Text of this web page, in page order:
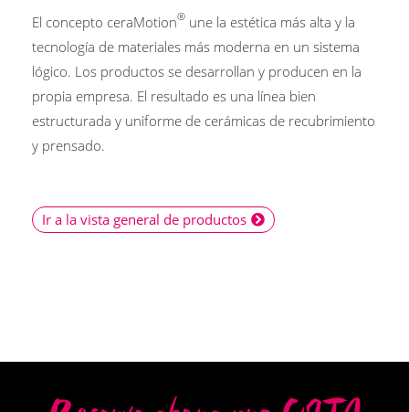
El concepto ceraMotion® une la estética más alta y la
tecnología de materiales más moderna en un sistema
lógico. Los productos se desarrollan y producen en la
propia empresa. El resultado es una línea bien
estructurada y uniforme de cerámicas de recubrimiento
y prensado.
Ir a la vista general de productos